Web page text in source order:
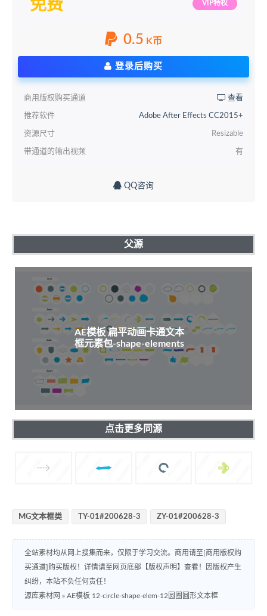
免费 VIP特权
0.5 K币
登录后购买
商用版权购买通道 查看
推荐软件 Adobe After Effects CC2015+
资源尺寸 Resizable
带通道的输出视频 有
QQ咨询
父源
AE模板 扁平动画卡通文本
框元素包-shape-elements
点击更多同源
MG文本框类 TY-01#200628-3 ZY-01#200628-3
全站素材均从网上搜集而来，仅限于学习交流。商用请至[商用版权购
买通道]购买版权！详情请至网页底部【版权声明】查看！因版权产生
纠纷，本站不负任何责任！
源库素材网 » AE模板 12-circle-shape-elem-12圆圈圆形文本框